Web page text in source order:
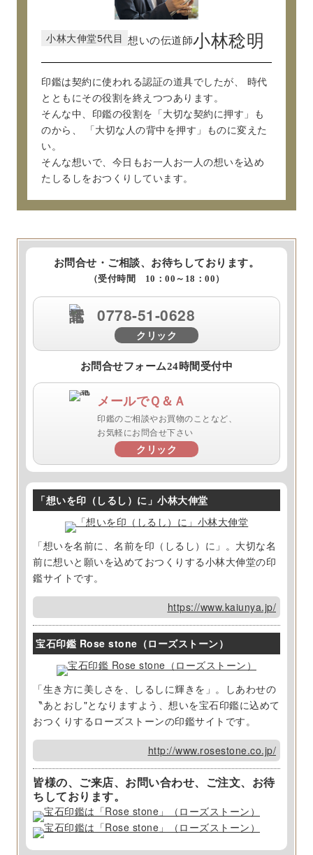
小林大伸堂5代目 想いの伝道師小林稔明
印鑑は契約に使われる認証の道具でしたが、
時代
とともにその役割を終えつつあります。
そんな中、印鑑の役割を「大切な契約に押す」も
のから、
「大切な人の背中を押す」ものに変えた
い。
そんな想いで、今日もお一人お一人の想いを込め
たしるしをおつくりしています。
お問合せ・ご相談、お待ちしております。
（受付時間 10：00～18：00）
0778-51-0628
クリック
お問合せフォーム24時間受付中
メールでＱ＆Ａ
印鑑のご相談やお買物のことなど、
お気軽にお問合せ下さい
クリック
「想いを印（しるし）に」小林大伸堂
「想いを名前に、名前を印（しるし）に」。大切な名
前に想いと願いを込めておつくりする小林大伸堂の印
鑑サイトです。
https://www.kaiunya.jp/
宝石印鑑 Rose stone（ローズストーン）
「生き方に美しさを、しるしに輝きを」。しあわせの
〝あとおし"となりますよう、想いを宝石印鑑に込めて
おつくりするローズストーンの印鑑サイトです。
http://www.rosestone.co.jp/
皆様の、ご来店、お問い合わせ、ご注文、お待
ちしております。